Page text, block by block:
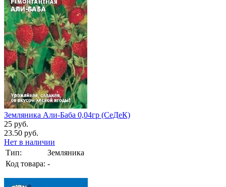
Земляника Али-Баба 0,04гр (СеДеК)
25 руб.
23.50 руб.
Нет в наличии
Тип:
Земляника
Код товара: -